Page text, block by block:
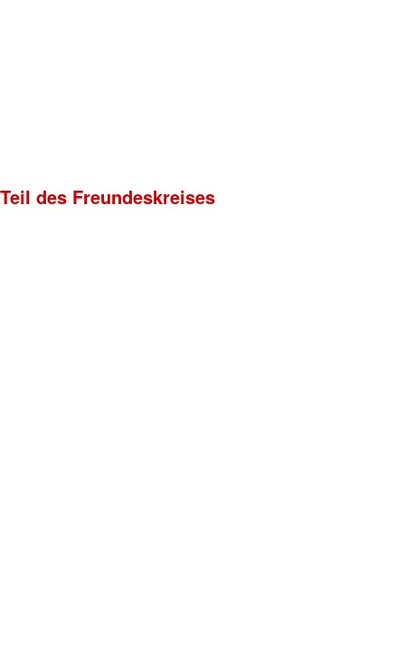
des Freundeskreises